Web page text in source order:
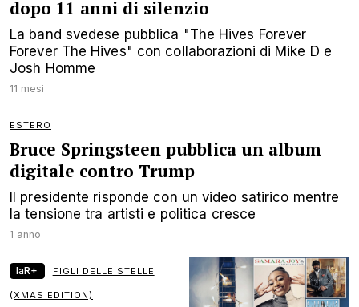
dopo 11 anni di silenzio
La band svedese pubblica "The Hives Forever
Forever The Hives" con collaborazioni di Mike D e
Josh Homme
11 mesi
ESTERO
Bruce Springsteen pubblica un album
digitale contro Trump
Il presidente risponde con un video satirico mentre
la tensione tra artisti e politica cresce
1 anno
laR+ FIGLI DELLE STELLE
(XMAS EDITION)